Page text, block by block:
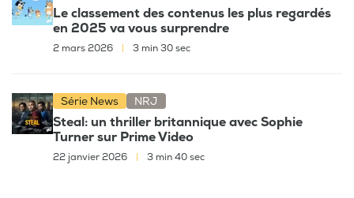
Le classement des contenus les plus regardés
en 2025 va vous surprendre
2 mars 2026 3 min 30 sec
Série News NRJ
Steal: un thriller britannique avec Sophie
Turner sur Prime Video
22 janvier 2026 | 3 min 40 sec